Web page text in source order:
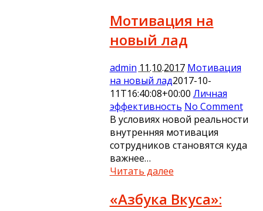
Мотивация на
новый лад
admin 11.10.2017 Мотивация
на новый лад2017-10-
11T16:40:08+00:00 Личная
эффективность No Comment
В условиях новой реальности
внутренняя мотивация
сотрудников становятся куда
важнее…
Читать далее
«Азбука Вкуса»: